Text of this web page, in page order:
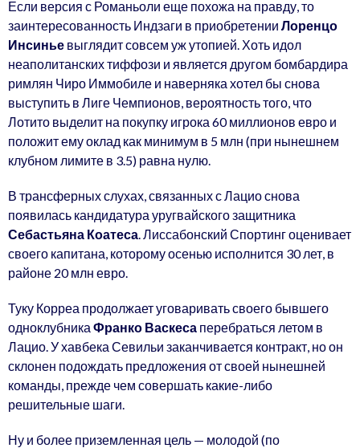
Если версия с Романьоли еще похожа на правду, то
заинтересованность Индзаги в приобретении Лоренцо
Инсинье выглядит совсем уж утопией. Хоть идол
неаполитанских тиффози и является другом бомбардира
римлян Чиро Иммобиле и наверняка хотел бы снова
выступить в Лиге Чемпионов, вероятность того, что
Лотито выделит на покупку игрока 60 миллионов евро и
положит ему оклад как минимум в 5 млн (при нынешнем
клубном лимите в 3.5) равна нулю.
В трансферных слухах, связанных с Лацио снова
появилась кандидатура уругвайского защитника
Себастьяна Коатеса . Лиссабонский Спортинг оценивает
своего капитана, которому осенью исполнится 30 лет, в
районе 20 млн евро.
Туку Корреа продолжает уговаривать своего бывшего
одноклубника Франко Васкеса перебраться летом в
Лацио. У хавбека Севильи заканчивается контракт, но он
склонен подождать предложения от своей нынешней
команды, прежде чем совершать какие-либо
решительные шаги.
Ну и более приземленная цель — молодой (по